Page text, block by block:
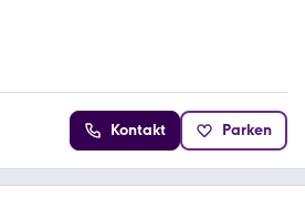
Kontakt Parken